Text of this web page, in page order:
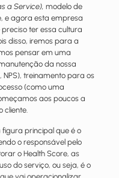
a Service), modelo de
e agora esta empresa
ter essa cultura
disso, iremos para a
pensar em uma
da nossa
treinamento para os
(como uma
aos poucos a
cliente.
principal que é o
o responsável pelo
o Health Score, as
do serviço, ou seja, é o